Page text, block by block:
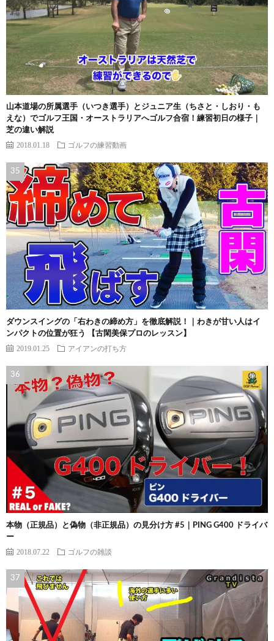
山本道場の所属選手（いつき選手）とジュニア生（ちさと・しおり・も
えな）でゴルフ王国・オーストラリアへゴルフ合宿！練習初日の様子｜
芝の違い解説
2018.01.18 ゴルフの練習動画
ダウンスイングの「右わきの締め方」を徹底解説！｜わきが甘い人はイ
ンパクトの位置が狂う 【古閑美保プロのレッスン】
2019.01.25 アイアンの打ち方
本物（正規品）と偽物（非正規品）の見分け方 #5｜PING G400 ドライバ
ー
2018.07.22 ゴルフの雑談